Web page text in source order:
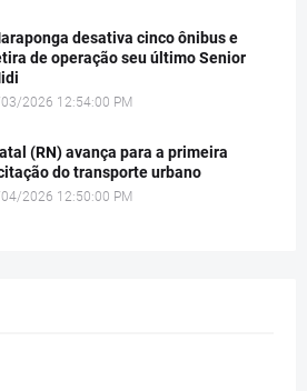
desativa cinco ônibus e
de operação seu último Senior
2026 12:54:00 PM
(RN) avança para a primeira
do transporte urbano
2026 12:50:00 PM